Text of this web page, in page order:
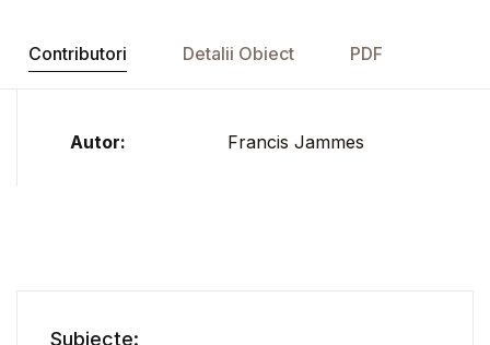
Contributori Detalii Obiect PDF
Autor: Francis Jammes
Subiecte: